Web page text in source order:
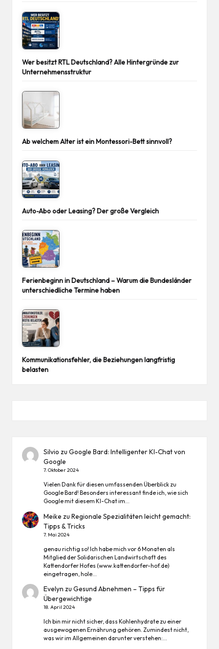
Wer besitzt RTL Deutschland? Alle Hintergründe zur
Unternehmensstruktur
Ab welchem Alter ist ein Montessori-Bett sinnvoll?
Auto-Abo oder Leasing? Der große Vergleich
Ferienbeginn in Deutschland – Warum die Bundesländer
unterschiedliche Termine haben
Kommunikationsfehler, die Beziehungen langfristig
belasten
Silvio zuGoogle Bard: Intelligenter KI-Chat von
Google
7. Oktober 2024
Vielen Dank für diesen umfassenden Überblick zu
Google Bard! Besonders interessant finde ich, wie sich
Google mit diesem KI-Chat im…
Meike zuRegionale Spezialitäten leicht gemacht:
Tipps & Tricks
7. Mai 2024
genau richtig so! Ich habe mich vor 6 Monaten als
Mitglied der Solidarischen Landwirtschaft des
Kattendorfer Hofes (www.kattendorfer-hof.de)
eingetragen, hole…
Evelyn zuGesund Abnehmen – Tipps für
Übergewichtige
18. April 2024
Ich bin mir nicht sicher, dass Kohlenhydrate zu einer
ausgewogenen Ernährung gehören. Zumindest nicht,
was wir im Allgemeinen darunter verstehen:…